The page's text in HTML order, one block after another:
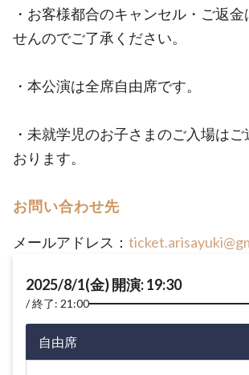
・お客様都合のキャンセル・ご返金
せんのでご了承ください。
・本公演は全席自由席です。
・未就学児のお子さまのご入場は
おります。
お問い合わせ先
メールアドレス：
2025/8/1(金) 開演: 19:30
終了: 21:00
自由席